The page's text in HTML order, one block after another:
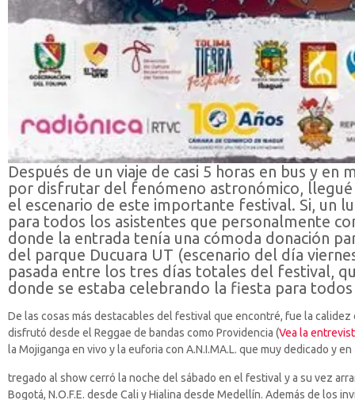
Después de un viaje de casi 5 horas en bus y
por disfrutar del fenómeno astronómico,
el escenario de este importante festival. Si, un
para todos los asistentes que personalmente
donde la entrada tenía una cómoda donación
del parque Ducuara UT (escenario del día
pasada entre los tres días totales del festival,
donde se estaba celebrando la fiesta para
De las cosas más destacables del festival que encontré, fue la
disfrutó desde el Reggae de bandas como Providencia (Vea la
la Mojiganga en vivo y la euforia con A.N.I.MA.L. que muy dedicado y en
tregado al show cerró la noche del sábado en el festival y a su vez
Bogotá, N.O.F.E. desde Cali y Hialina desde Medellín. Además de los